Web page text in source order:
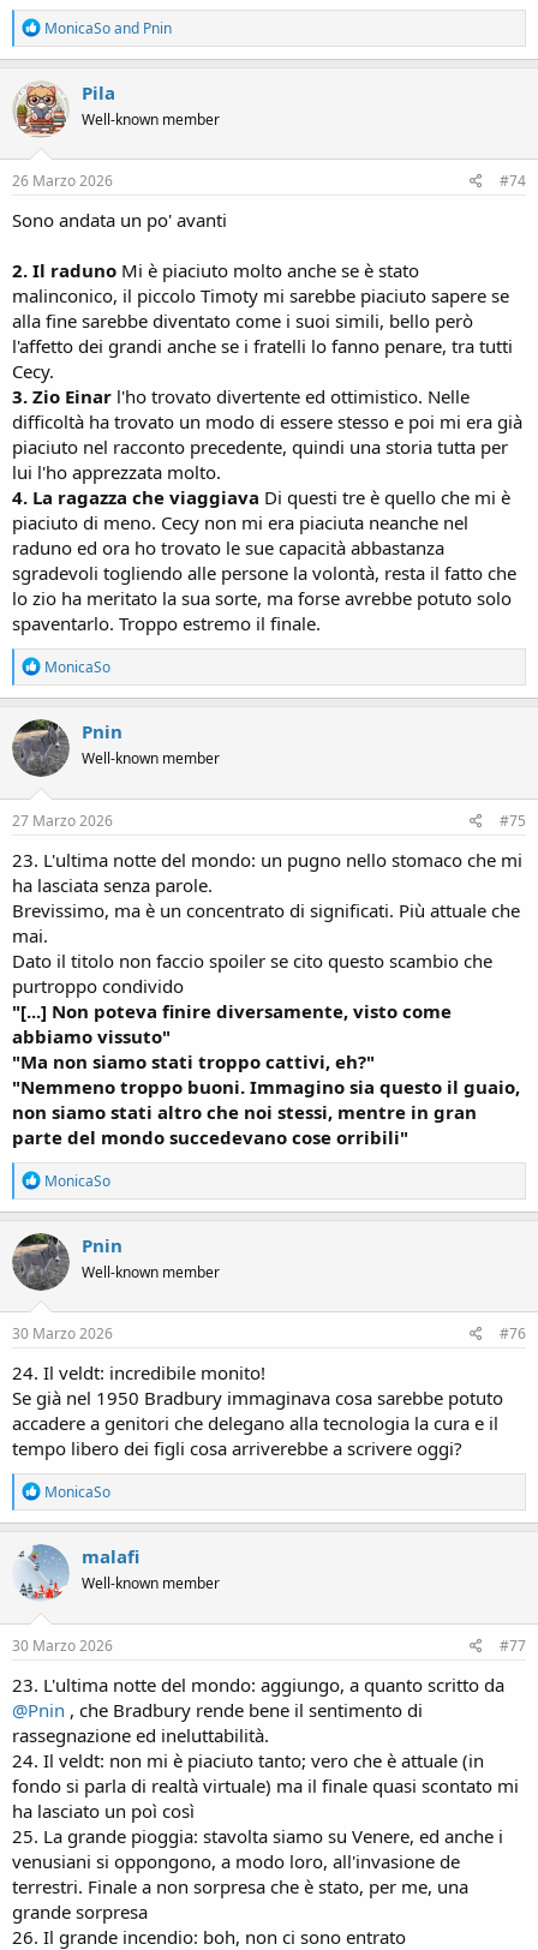
R
e
a
c
t
i
o
n
s
MonicaSoand Pnin
Pila
Well-known member
26 Marzo 2026 #74
Sono andata un po' avanti
2. Il raduno Mi è piaciuto molto anche se è stato
malinconico, il piccolo Timoty mi sarebbe piaciuto sapere se
alla fine sarebbe diventato come i suoi simili, bello però
l'affetto dei grandi anche se i fratelli lo fanno penare, tra tutti
Cecy.
3. Zio Einar l'ho trovato divertente ed ottimistico. Nelle
difficoltà ha trovato un modo di essere stesso e poi mi era già
piaciuto nel racconto precedente, quindi una storia tutta per
lui l'ho apprezzata molto.
4. La ragazza che viaggiava Di questi tre è quello che mi è
piaciuto di meno. Cecy non mi era piaciuta neanche nel
raduno ed ora ho trovato le sue capacità abbastanza
sgradevoli togliendo alle persone la volontà, resta il fatto che
lo zio ha meritato la sua sorte, ma forse avrebbe potuto solo
spaventarlo. Troppo estremo il finale.
R
e
a
c
t
i
o
n
s
MonicaSo
Pnin
Well-known member
27 Marzo 2026 #75
23. L'ultima notte del mondo: un pugno nello stomaco che mi
ha lasciata senza parole.
Brevissimo, ma è un concentrato di significati. Più attuale che
mai.
Dato il titolo non faccio spoiler se cito questo scambio che
purtroppo condivido
"[...] Non poteva finire diversamente, visto come
abbiamo vissuto"
"Ma non siamo stati troppo cattivi, eh?"
"Nemmeno troppo buoni. Immagino sia questo il guaio,
non siamo stati altro che noi stessi, mentre in gran
parte del mondo succedevano cose orribili"
R
e
a
c
t
i
o
n
s
MonicaSo
Pnin
Well-known member
30 Marzo 2026 #76
24. Il veldt: incredibile monito!
Se già nel 1950 Bradbury immaginava cosa sarebbe potuto
accadere a genitori che delegano alla tecnologia la cura e il
tempo libero dei figli cosa arriverebbe a scrivere oggi?
R
e
a
c
t
i
o
n
s
MonicaSo
malafi
Well-known member
30 Marzo 2026 #77
23. L'ultima notte del mondo: aggiungo, a quanto scritto da
@Pnin , che Bradbury rende bene il sentimento di
rassegnazione ed ineluttabilità.
24. Il veldt: non mi è piaciuto tanto; vero che è attuale (in
fondo si parla di realtà virtuale) ma il finale quasi scontato mi
ha lasciato un poì così
25. La grande pioggia: stavolta siamo su Venere, ed anche i
venusiani si oppongono, a modo loro, all'invasione de
terrestri. Finale a non sorpresa che è stato, per me, una
grande sorpresa
26. Il grande incendio: boh, non ci sono entrato